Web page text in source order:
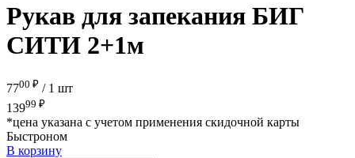
Рукав для запекания БИГ
СИТИ 2+1м
7700 ₽ / 1 шт
13999 ₽
*цена указана с учетом применения скидочной карты
Быстроном
В корзину